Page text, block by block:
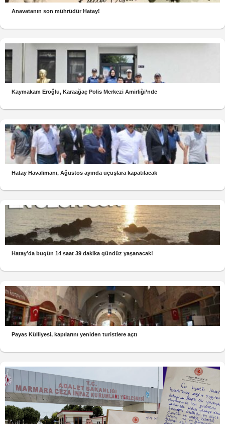
Anavatanın son mührüdür Hatay!
Kaymakam Eroğlu, Karaağaç Polis Merkezi Amirliği’nde
Hatay Havalimanı, Ağustos ayında uçuşlara kapatılacak
Hatay’da bugün 14 saat 39 dakika gündüz yaşanacak!
Payas Külliyesi, kapılarını yeniden turistlere açtı